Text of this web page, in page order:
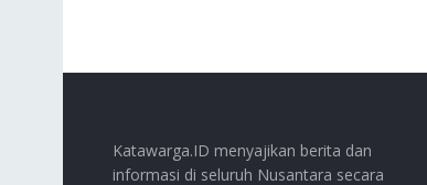
Katawarga.ID menyajikan berita dan
informasi di seluruh Nusantara secara